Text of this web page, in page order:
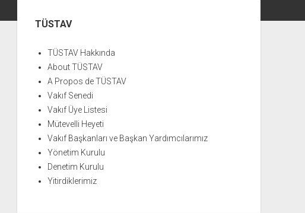
MenüTÜSTAV
TÜSTAV Hakkında
About TÜSTAV
A Propos de TÜSTAV
Vakıf Senedi
Vakıf Üye Listesi
Mütevelli Heyeti
Vakıf Başkanları ve Başkan Yardımcılarımız
Yönetim Kurulu
Denetim Kurulu
Yitirdiklerimiz